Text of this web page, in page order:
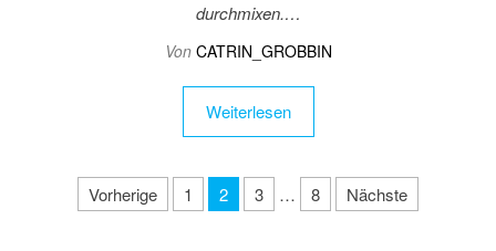
durchmixen.…
Von CATRIN_GROBBIN
Weiterlesen
Beitragsnavigation
Vorherige 1 2 3 … 8 Nächste